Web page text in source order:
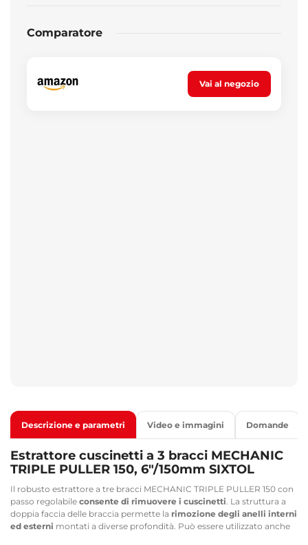
Comparatore
Vai al negozio
Descrizione e parametri Video e immagini Domande
Estrattore cuscinetti a 3 bracci MECHANIC
TRIPLE PULLER 150, 6"/150mm SIXTOL
Il robusto estrattore a tre bracci MECHANIC TRIPLE PULLER 150 con
passo regolabile consente di rimuovere i cuscinetti. La struttura a
doppia faccia delle braccia permette la rimozione degli anelli interni
ed esterni montati a diverse profondità. Può essere utilizzato anche